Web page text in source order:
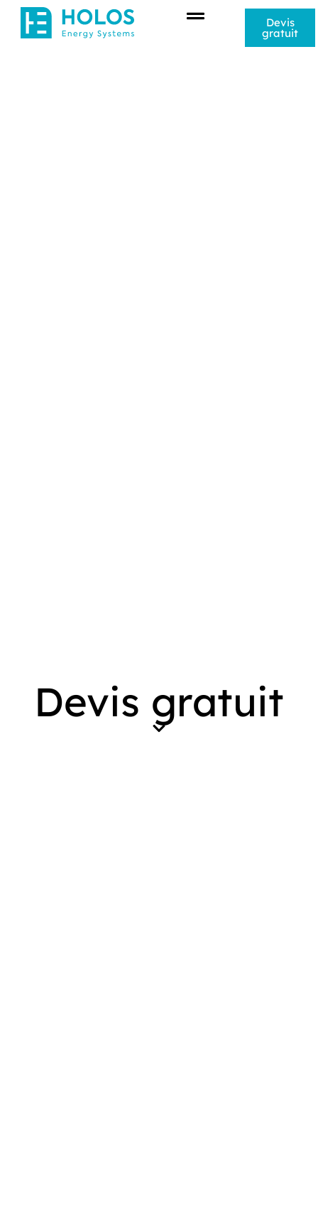
Devis
gratuit
Devis gratuit